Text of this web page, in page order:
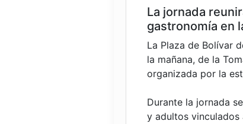
La jornada
gastronomía en
La Plaza de Bolívar
la mañana, de la
organizada por la
Durante la jornada
y adultos vinculados